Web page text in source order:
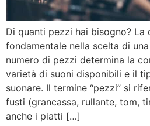
Di quanti pezzi hai bisogno? La
fondamentale nella scelta di
numero di pezzi determina la
varietà di suoni disponibili e il
suonare. Il termine “pezzi” si
fusti (grancassa, rullante, tom,
anche i piatti […]